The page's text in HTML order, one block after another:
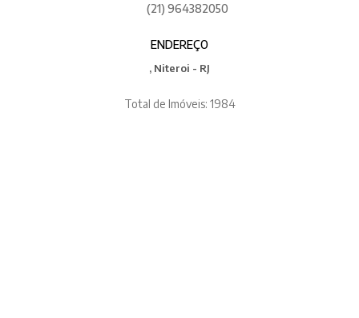
(21) 964382050
ENDEREÇO
, Niteroi - RJ
Total de Imóveis: 1984